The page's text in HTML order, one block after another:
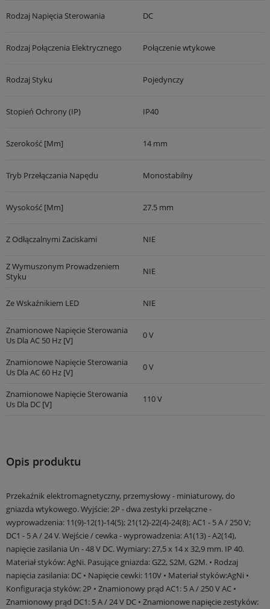
Rodzaj Napięcia Sterowania DC
Rodzaj Połączenia Elektrycznego Połączenie wtykowe
Rodzaj Styku Pojedynczy
Stopień Ochrony (IP) IP40
Szerokość [mm] 14 mm
Tryb Przełączania Napędu Monostabilny
Wysokość [mm] 27.5 mm
Z Odłączalnymi Zaciskami NIE
Z Wymuszonym Prowadzeniem
Styku
NIE
Ze Wskaźnikiem LED NIE
Znamionowe Napięcie Sterowania
Us Dla AC 50 Hz [V]
0 V
Znamionowe Napięcie Sterowania
Us Dla AC 60 Hz [V]
0 V
Znamionowe Napięcie Sterowania
Us Dla DC [V]
110 V
Opis produktu
Przekaźnik elektromagnetyczny, przemysłowy - miniaturowy, do
gniazda wtykowego. Wyjście: 2P - dwa zestyki przełączne -
wyprowadzenia: 11(9)-12(1)-14(5); 21(12)-22(4)-24(8); AC1 - 5 A / 250 V;
DC1 - 5 A / 24 V. Wejście / cewka - wyprowadzenia: A1(13) - A2(14),
napięcie zasilania Un - 48 V DC. Wymiary: 27,5 x 14 x 32,9 mm. IP 40.
Materiał styków: AgNi. Pasujące gniazda: GZ2, S2M, G2M. • Rodzaj
napięcia zasilania: DC • Napięcie cewki: 110V • Materiał styków:AgNi •
Konfiguracja styków: 2P • Znamionowy prąd AC1: 5 A / 250 V AC •
Znamionowy prąd DC1: 5 A / 24 V DC • Znamionowe napięcie zestyków: